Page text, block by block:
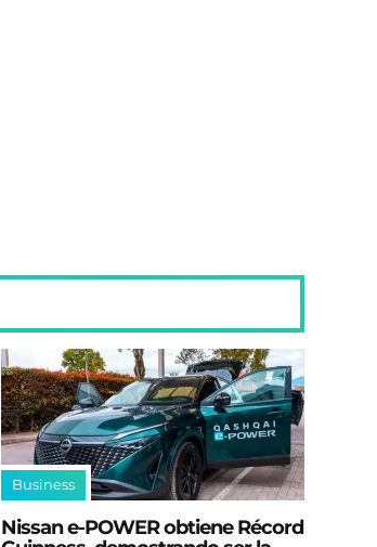
Business
Nissan e‑POWER obtiene Récord